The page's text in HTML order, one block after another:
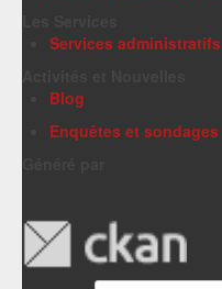
Services administratifs
Blog
Enquêtes et sondages